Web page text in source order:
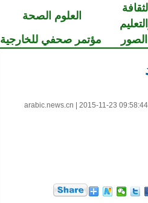
الثقافة
العلوم الصحة
الصور مؤتمر صحفي للخارجية
arabic.news.cn 2015-11-23 09:58:44